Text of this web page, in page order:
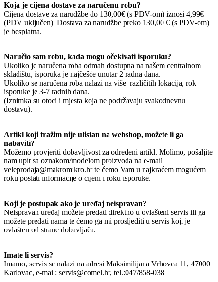
Koja je cijena dostave za naručenu robu?
Cijena dostave za narudžbe do 130,00€ (s PDV-om) iznosi 4,99€
(PDV uključen). Dostava za narudžbe preko 130,00 € (s PDV-om)
je besplatna.
Naručio sam robu, kada mogu očekivati isporuku?
Ukoliko je naručena roba odmah dostupna na našem centralnom
skladištu, isporuka je najčešće unutar 2 radna dana.
Ukoliko se naručena roba nalazi na više različitih lokacija, rok
isporuke je 3-7 radnih dana.
(Iznimka su otoci i mjesta koja ne podržavaju svakodnevnu
dostavu).
Artikl koji tražim nije ulistan na webshop, možete li ga
nabaviti?
Možemo provjeriti dobavljivost za određeni artikl. Molimo, pošaljite
nam upit sa oznakom/modelom proizvoda na e-mail
veleprodaja@makromikro.hr te ćemo Vam u najkraćem mogućem
roku poslati informacije o cijeni i roku isporuke.
Koji je postupak ako je uređaj neispravan?
Neispravan uređaj možete predati direktno u ovlašteni servis ili ga
možete predati nama te ćemo ga mi prosljediti u servis koji je
ovlašten od strane dobavljača.
Imate li servis?
Imamo, servis se nalazi na adresi Maksimilijana Vrhovca 11, 47000
Karlovac, e-mail: servis@comel.hr, tel.:047/858-038